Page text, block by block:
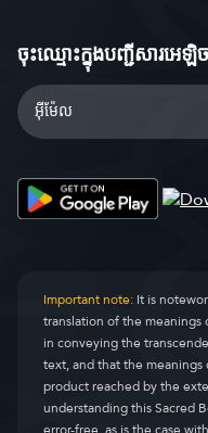
ចុះឈ្មោះ​ក្នុងបញ្ជីសារអេឡិ
Important note:It is
translation of the meanings
in conveying the
text, and that the
product reached by the
understanding this Sacred